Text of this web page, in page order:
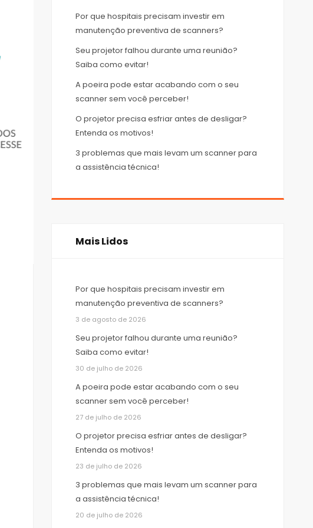
Por que hospitais precisam investir em
manutenção preventiva de scanners?
Seu projetor falhou durante uma reunião?
Saiba como evitar!
A poeira pode estar acabando com o seu
scanner sem você perceber!
O projetor precisa esfriar antes de desligar?
Entenda os motivos!
3 problemas que mais levam um scanner para
a assistência técnica!
Mais Lidos
Por que hospitais precisam investir em
manutenção preventiva de scanners?
3 de agosto de 2026
Seu projetor falhou durante uma reunião?
Saiba como evitar!
30 de julho de 2026
A poeira pode estar acabando com o seu
scanner sem você perceber!
27 de julho de 2026
O projetor precisa esfriar antes de desligar?
Entenda os motivos!
23 de julho de 2026
3 problemas que mais levam um scanner para
a assistência técnica!
20 de julho de 2026